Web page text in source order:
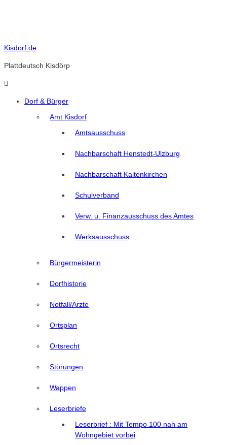
Kisdorf.de
Plattdeutsch Kisdörp
Dorf & Bürger
Amt Kisdorf
Amtsausschuss
Nachbarschaft Henstedt-Ulzburg
Nachbarschaft Kaltenkirchen
Schulverband
Verw. u. Finanzausschuss des Amtes
Werksausschuss
Bürgermeisterin
Dorfhistorie
Notfall/Ärzte
Ortsplan
Ortsrecht
Störungen
Wappen
Leserbriefe
Leserbrief : Mit Tempo 100 nah am
Wohngebiet vorbei